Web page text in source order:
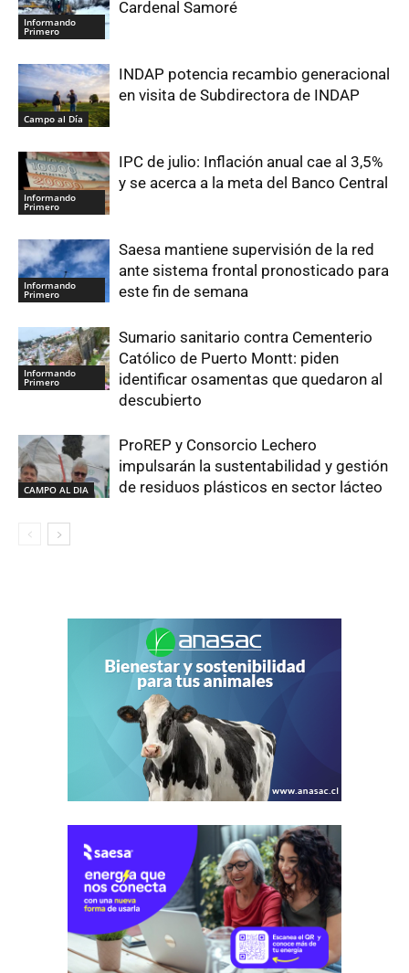
Informando
Primero
Cardenal Samoré
Campo al Día
INDAP potencia recambio generacional
en visita de Subdirectora de INDAP
Informando
Primero
IPC de julio: Inflación anual cae al 3,5%
y se acerca a la meta del Banco Central
Informando
Primero
Saesa mantiene supervisión de la red
ante sistema frontal pronosticado para
este fin de semana
Informando
Primero
Sumario sanitario contra Cementerio
Católico de Puerto Montt: piden
identificar osamentas que quedaron al
descubierto
CAMPO AL DIA
ProREP y Consorcio Lechero
impulsarán la sustentabilidad y gestión
de residuos plásticos en sector lácteo